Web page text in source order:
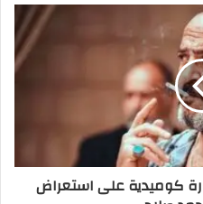
كوميدية على استعراض